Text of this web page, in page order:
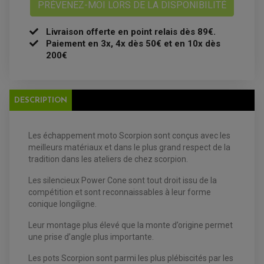
BOUGIE NGK
FILTRE ET ACCESSOIRE ESSENCE
OUTILLAGE
PRODUIT D'ENTRETIEN
EQUIPEMENT ELECTRIQUE QUAD / SSV
BOITIER CDI QUAD ET SSV
CHARGEUR DE BATTERIE QUAD / SSV
COMPTEUR QUAD / SSV
CONTACTEUR A CLÉ QUAD
DÉMARREUR
ECLAIRAGE LED / HALOGÈNE
STATOR ET REDRESSEUR / REGULATEUR
VENTILATEUR DE RADIATEUR
PRÉVENEZ-MOI LORS DE LA DISPONIBILITÉ
Livraison offerte en point relais dès 89€.
Paiement en 3x, 4x dès 50€ et en 10x dès
200€
DESCRIPTION
Les échappement moto Scorpion sont conçus avec les
meilleurs matériaux et dans le plus grand respect de la
tradition dans les ateliers de chez scorpion.
Les silencieux Power Cone sont tout droit issu de la
compétition et sont reconnaissables à leur forme
conique longiligne.
Leur montage plus élevé que la monte d’origine permet
une prise d’angle plus importante.
Les pots Scorpion sont parmi les plus plébiscités par les